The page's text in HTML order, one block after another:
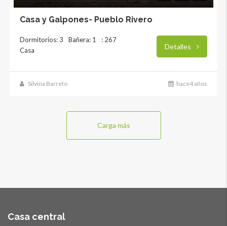
Casa y Galpones- Pueblo Rivero
Dormitorios: 3 Bañera: 1
: 267
Casa
Detalles
Silvina Barreto hace4 años
Carga más
Casa central